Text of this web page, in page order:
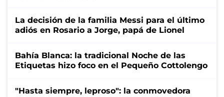
La decisión de la familia Messi para el último
adiós en Rosario a Jorge, papá de Lionel
Bahía Blanca: la tradicional Noche de las
Etiquetas hizo foco en el Pequeño Cottolengo
"Hasta siempre, leproso": la conmovedora